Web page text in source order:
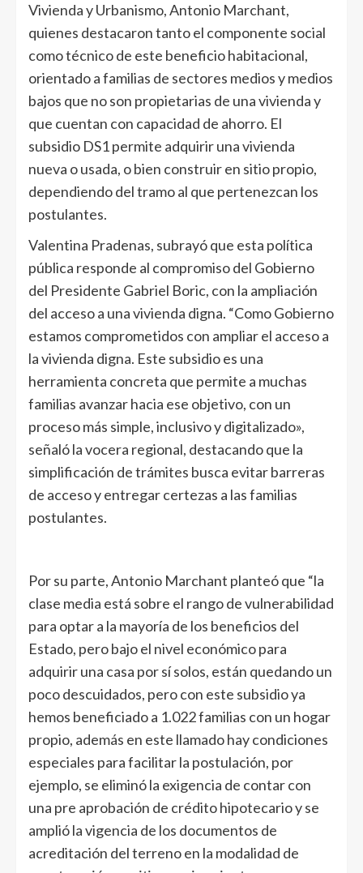
Vivienda y Urbanismo, Antonio Marchant,
quienes destacaron tanto el componente social
como técnico de este beneficio habitacional,
orientado a familias de sectores medios y medios
bajos que no son propietarias de una vivienda y
que cuentan con capacidad de ahorro. El
subsidio DS1 permite adquirir una vivienda
nueva o usada, o bien construir en sitio propio,
dependiendo del tramo al que pertenezcan los
postulantes.
Valentina Pradenas, subrayó que esta política
pública responde al compromiso del Gobierno
del Presidente Gabriel Boric, con la ampliación
del acceso a una vivienda digna. “Como Gobierno
estamos comprometidos con ampliar el acceso a
la vivienda digna. Este subsidio es una
herramienta concreta que permite a muchas
familias avanzar hacia ese objetivo, con un
proceso más simple, inclusivo y digitalizado»,
señaló la vocera regional, destacando que la
simplificación de trámites busca evitar barreras
de acceso y entregar certezas a las familias
postulantes.
Por su parte, Antonio Marchant planteó que “la
clase media está sobre el rango de vulnerabilidad
para optar a la mayoría de los beneficios del
Estado, pero bajo el nivel económico para
adquirir una casa por sí solos, están quedando un
poco descuidados, pero con este subsidio ya
hemos beneficiado a 1.022 familias con un hogar
propio, además en este llamado hay condiciones
especiales para facilitar la postulación, por
ejemplo, se eliminó la exigencia de contar con
una pre aprobación de crédito hipotecario y se
amplió la vigencia de los documentos de
acreditación del terreno en la modalidad de